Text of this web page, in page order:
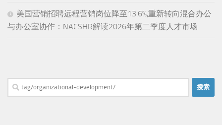
美国营销招聘远程营销岗位降至13.6%,重新转向混合办公
与办公室协作：NACSHR解读2026年第二季度人才市场
搜
索：